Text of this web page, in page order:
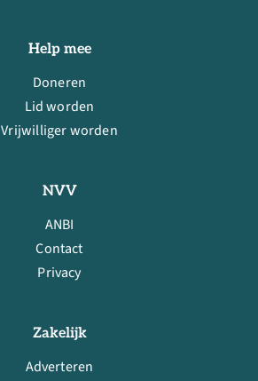
Help mee
Doneren
Lid worden
Vrijwilliger worden
NVV
ANBI
Contact
Privacy
Zakelijk
Adverteren